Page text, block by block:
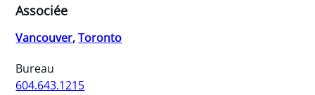
Associée
Vancouver,Toronto
Bureau
604.643.1215